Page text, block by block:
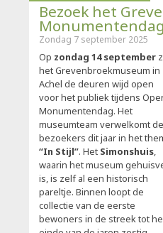
Bezoek het
Monumentendag
Zondag 7 september 2025
Op zondag 14 september
het Grevenbroekmuseum in
Achel de deuren wijd open
voor het publiek tijdens
Monumentendag. Het
museumteam verwelkomt de
bezoekers dit jaar in het
“In Stijl”. Het Simonshuis,
waarin het museum
is, is zelf al een historisch
pareltje. Binnen loopt de
collectie van de eerste
bewoners in de streek tot